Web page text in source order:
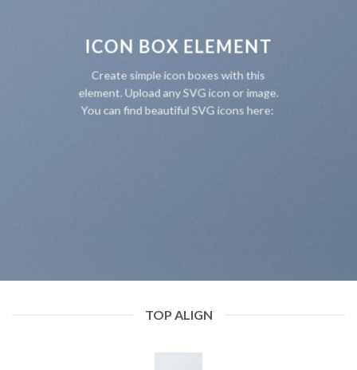
ICON BOX ELEMENT
Create simple icon boxes with this
element. Upload any SVG icon or image.
You can find beautiful SVG icons here:
TOP ALIGN